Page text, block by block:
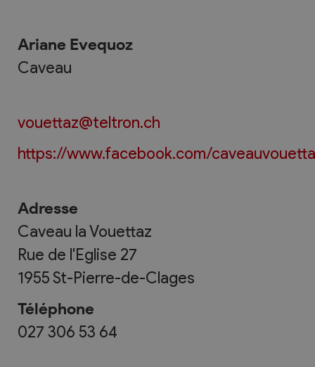
Ariane Evequoz
Caveau
vouettaz@teltron.ch
https://www.facebook.com/
Adresse
Caveau la Vouettaz
Rue de l'Eglise 27
1955St-Pierre-de-Clages
Téléphone
027 306 53 64